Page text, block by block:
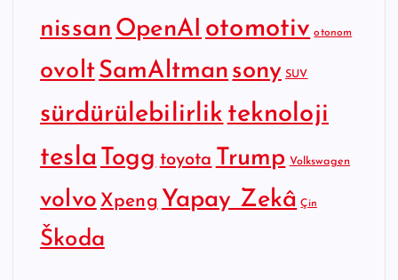
nissan OpenAI otomotiv otonom
ovoltSamAltman sony SUV
sürdürülebilirlik teknoloji
tesla Togg toyota Trump Volkswagen
volvo Xpeng Yapay Zekâ Çin
Škoda